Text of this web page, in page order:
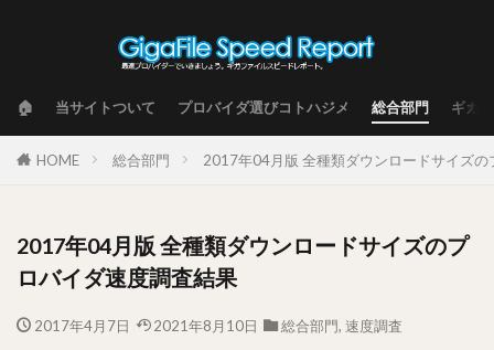
🏠 当サイトついて プロバイダ選びコトハジメ 総合部門 ギガ
HOME 総合部門 2017年04月版 全種類ダウンロードサイズの
2017年04月版 全種類ダウンロードサイズのプ
ロバイダ速度調査結果
2017年4月7日 2021年8月10日 総合部門, 速度調査